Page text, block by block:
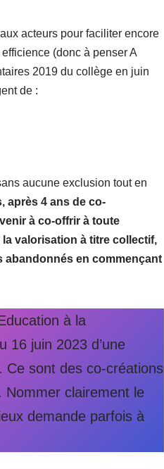
acteurs pour faciliter encore
(donc à penser A
2019 du collège en juin
de :
aucune exclusion tout en
après 4 ans de co-
à co-offrir à toute
valorisation à titre collectif,
abandonnés en commençant
à la
16 juin 2023 d’une
Ce sont des co-créations
Nommer clairement le
demande parfois à